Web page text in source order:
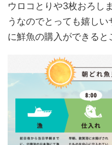
ウロコとりや3枚おろし
うなのでとっても嬉し
に鮮魚の購入ができると